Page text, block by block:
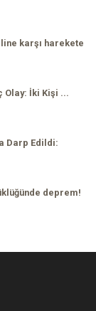
karşı harekete
Olay: İki Kişi ...
Darp Edildi:
deprem!